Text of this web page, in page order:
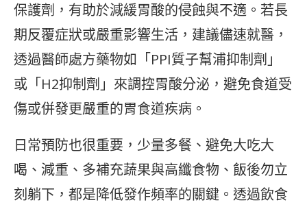
保護劑，有助於減緩胃酸的侵蝕與不適。若長
期反覆症狀或嚴重影響生活，建議儘速就醫，
透過醫師處方藥物如「PPI質子幫浦抑制劑」
或「H2抑制劑」來調控胃酸分泌，避免食道受
傷或併發更嚴重的胃食道疾病。
日常預防也很重要，少量多餐、避免大吃大
喝、減重、多補充蔬果與高纖食物、飯後勿立
刻躺下，都是降低發作頻率的關鍵。透過飲食